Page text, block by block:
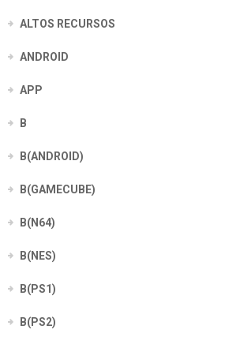
ALTOS RECURSOS
ANDROID
APP
B
B(ANDROID)
B(GAMECUBE)
B(N64)
B(NES)
B(PS1)
B(PS2)